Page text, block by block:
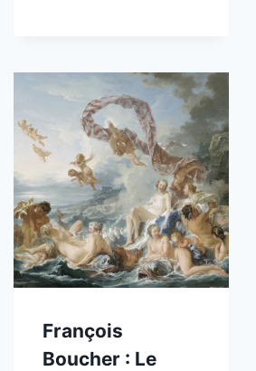
François
Boucher : Le